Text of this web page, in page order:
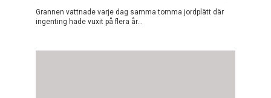
Grannen vattnade varje dag samma tomma jordplätt där
ingenting hade vuxit på flera år…